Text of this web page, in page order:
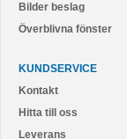
Bilder beslag
Överblivna fönster
KUNDSERVICE
Kontakt
Hitta till oss
Leverans